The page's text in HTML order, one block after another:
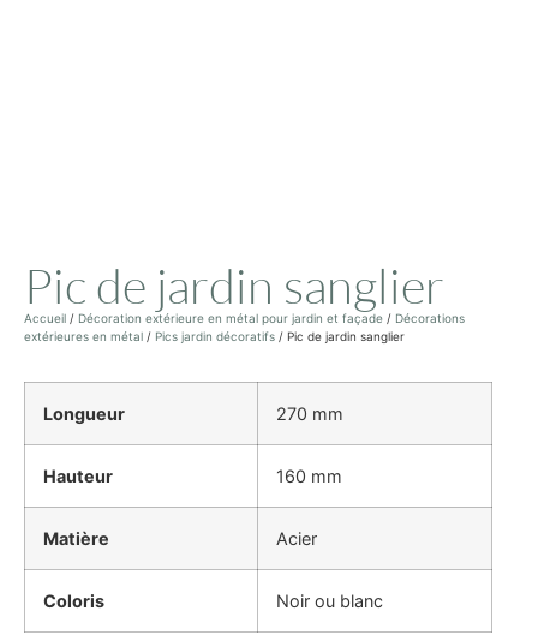
Pic de jardin sanglier
Accueil / Décoration extérieure en métal pour jardin et façade / Décorations
extérieures en métal / Pics jardin décoratifs / Pic de jardin sanglier
Longueur 270 mm
Hauteur 160 mm
Matière Acier
Coloris Noir ou blanc